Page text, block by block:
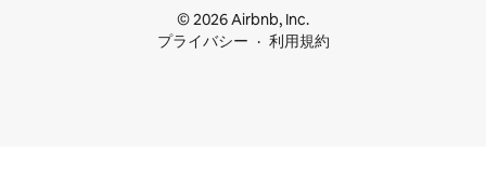
© 2026 Airbnb, Inc.
プライバシー
利用規約